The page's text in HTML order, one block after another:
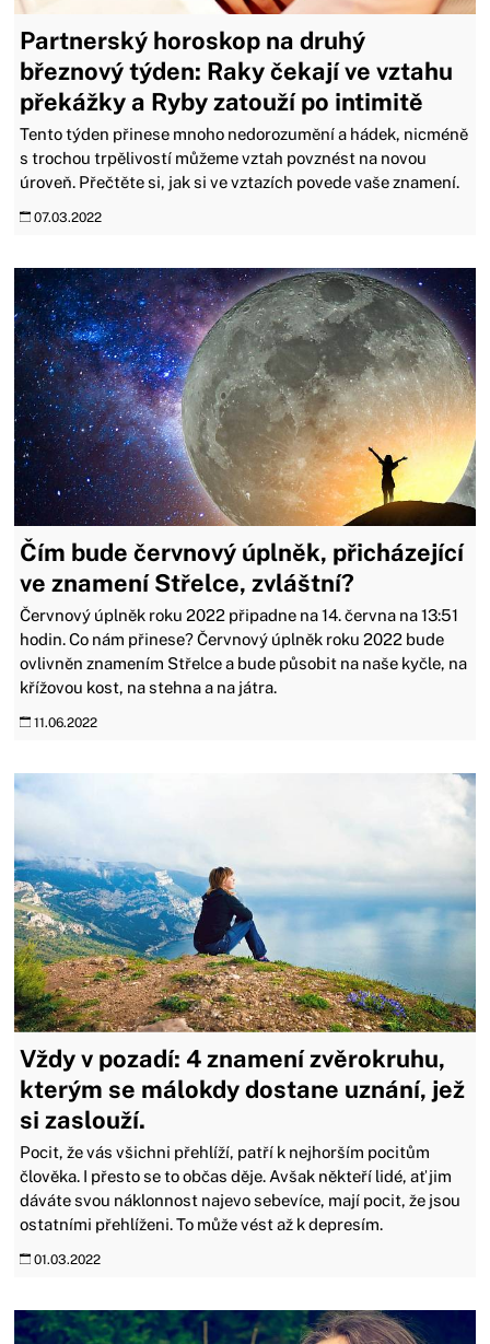
Partnerský horoskop na druhý
březnový týden: Raky čekají ve vztahu
překážky a Ryby zatouží po intimitě
Tento týden přinese mnoho nedorozumění a hádek, nicméně
s trochou trpělivostí můžeme vztah povznést na novou
úroveň. Přečtěte si, jak si ve vztazích povede vaše znamení.
07.03.2022
Čím bude červnový úplněk, přicházející
ve znamení Střelce, zvláštní?
Červnový úplněk roku 2022 připadne na 14. června na 13:51
hodin. Co nám přinese? Červnový úplněk roku 2022 bude
ovlivněn znamením Střelce a bude působit na naše kyčle, na
křížovou kost, na stehna a na játra.
11.06.2022
Vždy v pozadí: 4 znamení zvěrokruhu,
kterým se málokdy dostane uznání, jež
si zaslouží.
Pocit, že vás všichni přehlíží, patří k nejhorším pocitům
člověka. I přesto se to občas děje. Avšak někteří lidé, ať jim
dáváte svou náklonnost najevo sebevíce, mají pocit, že jsou
ostatními přehlíženi. To může vést až k depresím.
01.03.2022